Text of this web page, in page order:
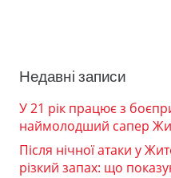
Недавні записи
У 21 рік працює з
наймолодший сапер
Після нічної атаки у
різкий запах: що